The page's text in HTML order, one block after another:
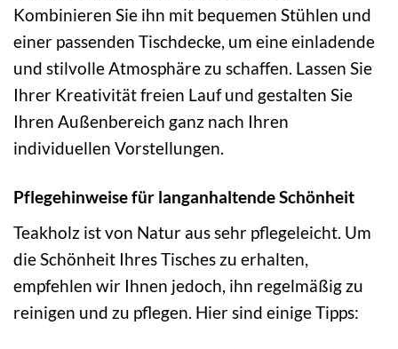
Kombinieren Sie ihn mit bequemen Stühlen und
einer passenden Tischdecke, um eine einladende
und stilvolle Atmosphäre zu schaffen. Lassen Sie
Ihrer Kreativität freien Lauf und gestalten Sie
Ihren Außenbereich ganz nach Ihren
individuellen Vorstellungen.
Pflegehinweise für langanhaltende Schönheit
Teakholz ist von Natur aus sehr pflegeleicht. Um
die Schönheit Ihres Tisches zu erhalten,
empfehlen wir Ihnen jedoch, ihn regelmäßig zu
reinigen und zu pflegen. Hier sind einige Tipps: